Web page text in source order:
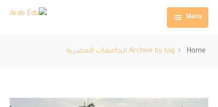
Menu
Home Archive by tag الجامعات المصرية